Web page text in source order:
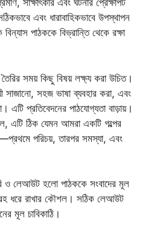
সাক্ষাৎকার এবং ঘটনার প্রেক্ষাপট
এবং ধারাবাহিকভাবে উপস্থাপন
পাঠককে বিভ্রান্তি থেকে রক্ষা
সময় কিছু বিষয় লক্ষ্য করা উচিত।
সহজ ভাষা ব্যবহার করা, এবং
এটি প্রতিবেদনের পাঠযোগ্যতা বাড়ায়।
এটি ঠিক যেমন আমরা একটি গল্পের
পরিচয়, তারপর সমস্যা, এবং
ও লেআউট হলো পাঠককে সংবাদের মূল
ধরে রাখার কৌশল। সঠিক লেআউট
মূল চাবিকাঠি।